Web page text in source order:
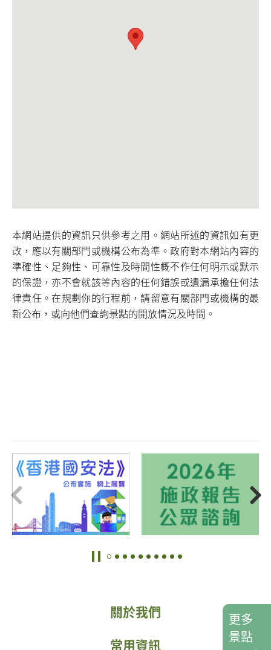
本網站提供的資訊只供參考之用。網站所述的資訊如有更
改，應以有關部門或機構公布為準。政府對本網站內容的
準確性、足夠性、可靠性及時間性概不作任何明示或默示
的保證，亦不會就該等內容的任何錯誤或遺漏承擔任何法
律責任。在規劃你的行程前，請留意有關部門或機構的最
新公布，或向他們查詢景點的開放情況及時間。
關於我們
常用資訊
更多
景點